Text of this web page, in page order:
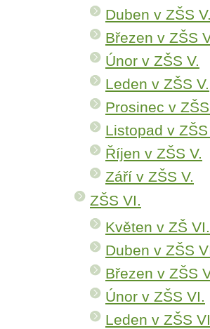
Duben v ZŠS V.
Březen v ZŠS
Únor v ZŠS V.
Leden v ZŠS V.
Prosinec v ZŠS
Listopad v ZŠS
Říjen v ZŠS V.
Září v ZŠS V.
ZŠS VI.
Květen v ZŠ VI.
Duben v ZŠS
Březen v ZŠS
Únor v ZŠS VI.
Leden v ZŠS